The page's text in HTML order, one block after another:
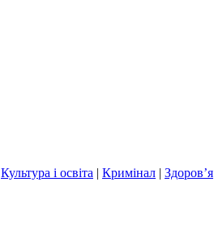
Культура і освіта | Кримінал | Здоров’я